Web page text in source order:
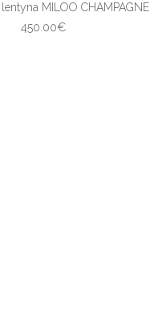
MILOO CHAMPAGNE
450.00€